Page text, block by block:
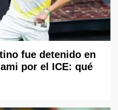
fue detenido en
por el ICE: qué